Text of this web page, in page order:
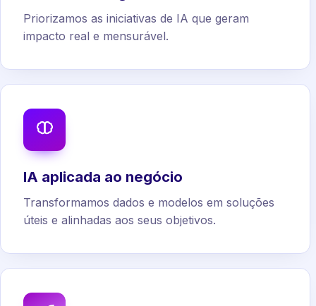
Priorizamos as iniciativas de IA que geram
impacto real e mensurável.
IA aplicada ao negócio
Transformamos dados e modelos em soluções
úteis e alinhadas aos seus objetivos.